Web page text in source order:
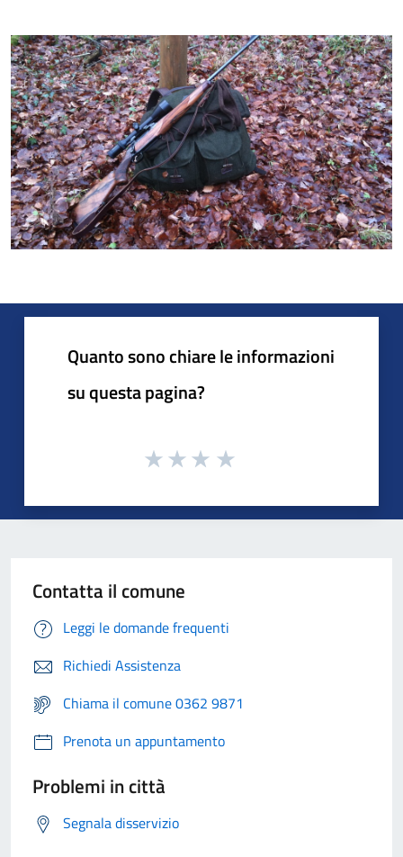
Quanto sono chiare le informazioni
su questa pagina?
Contatta il comune
Leggi le domande frequenti
Richiedi Assistenza
Chiama il comune 0362 9871
Prenota un appuntamento
Problemi in città
Segnala disservizio